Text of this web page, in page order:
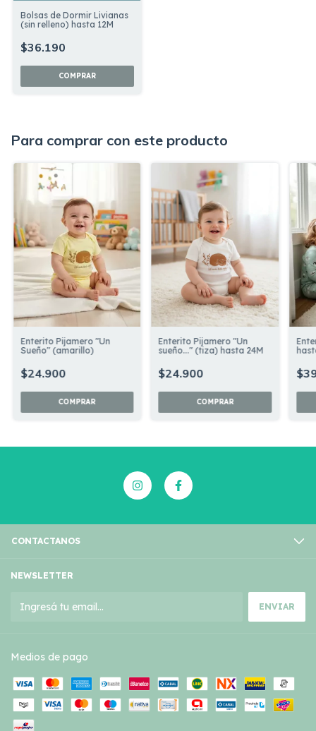
Bolsas de Dormir Livianas
(sin relleno) hasta 12M
$36.190
COMPRAR
Para comprar con este producto
Enterito Pijamero "Un
Sueño" (amarillo)
$24.900
COMPRAR
Enterito Pijamero "Un
sueño..." (tiza) hasta 24M
$24.900
COMPRAR
CONTACTANOS
NEWSLETTER
Medios de pago